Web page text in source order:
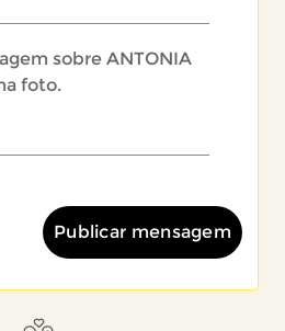
Publicar mensagem